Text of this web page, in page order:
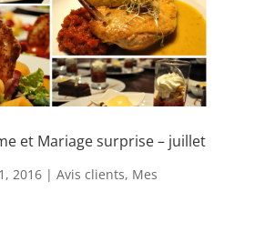
et Mariage surprise – juillet
2016| Avis clients, Mes